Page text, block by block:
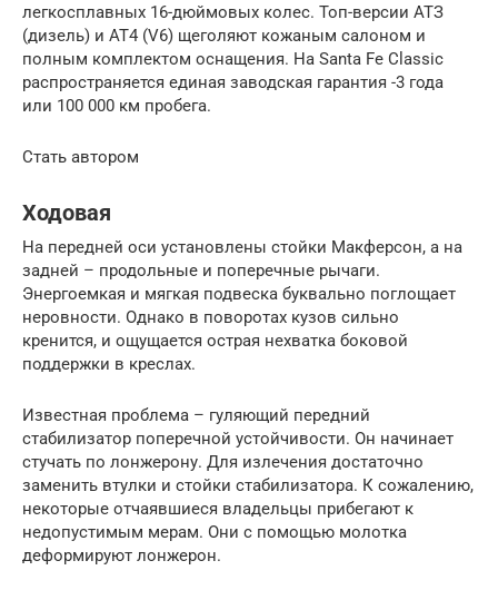
легкосплавных 16-дюймовых колес. Топ-версии АТЗ
(дизель) и АТ4 (V6) щеголяют кожаным салоном и
полным комплектом оснащения. На Santa Fe Classic
распространяется единая заводская гарантия -3 года
или 100 000 км пробега.
Стать автором
Ходовая
На передней оси установлены стойки Макферсон, а на
задней – продольные и поперечные рычаги.
Энергоемкая и мягкая подвеска буквально поглощает
неровности. Однако в поворотах кузов сильно
кренится, и ощущается острая нехватка боковой
поддержки в креслах.
Известная проблема – гуляющий передний
стабилизатор поперечной устойчивости. Он начинает
стучать по лонжерону. Для излечения достаточно
заменить втулки и стойки стабилизатора. К сожалению,
некоторые отчаявшиеся владельцы прибегают к
недопустимым мерам. Они с помощью молотка
деформируют лонжерон.